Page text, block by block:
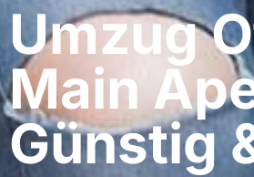
Umzug
Main​
Günstig